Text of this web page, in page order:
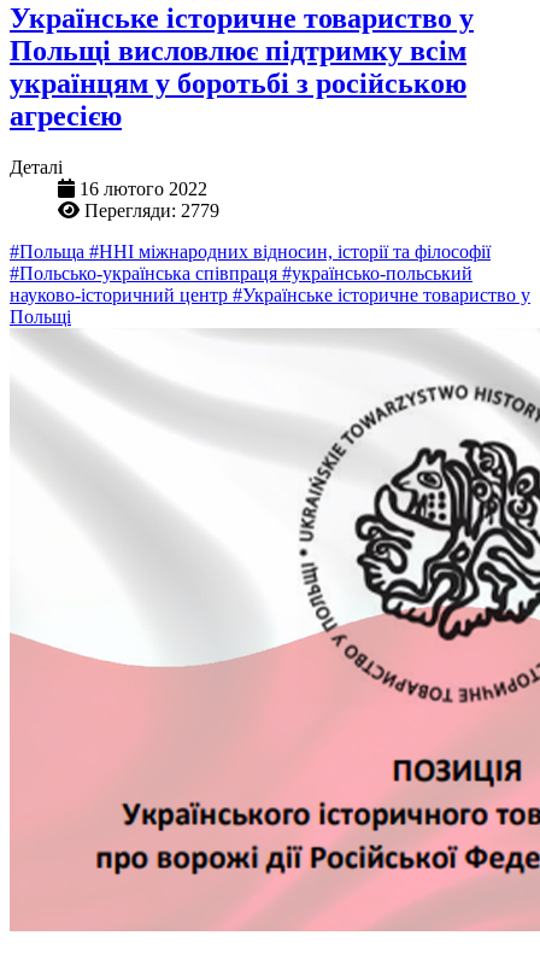
Українське історичне товариство у
Польщі висловлює підтримку всім
українцям у боротьбі з російською
агресією
Деталі
16 лютого 2022
Перегляди: 2779
#Польща #ННІ міжнародних відносин, історії та філософії
#Польсько-українська співпраця #українсько-польський
науково-історичний центр #Українське історичне товариство у
Польщі